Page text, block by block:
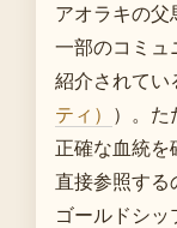
アオラキの父
一部のコミュ
紹介されてい
ティ） ）。た
正確な血統
直接参照する
ゴールドシ